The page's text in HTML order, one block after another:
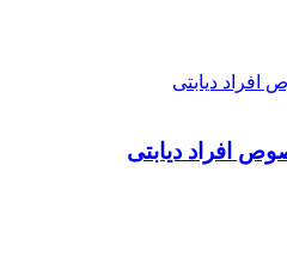
افراد دیابتی